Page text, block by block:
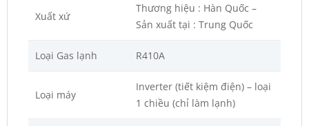
Xuất xứ
Thương hiệu : Hàn Quốc –
Sản xuất tại : Trung Quốc
Loại Gas lạnh R410A
Loại máy
Inverter (tiết kiệm điện) – loại
1 chiều (chỉ làm lạnh)